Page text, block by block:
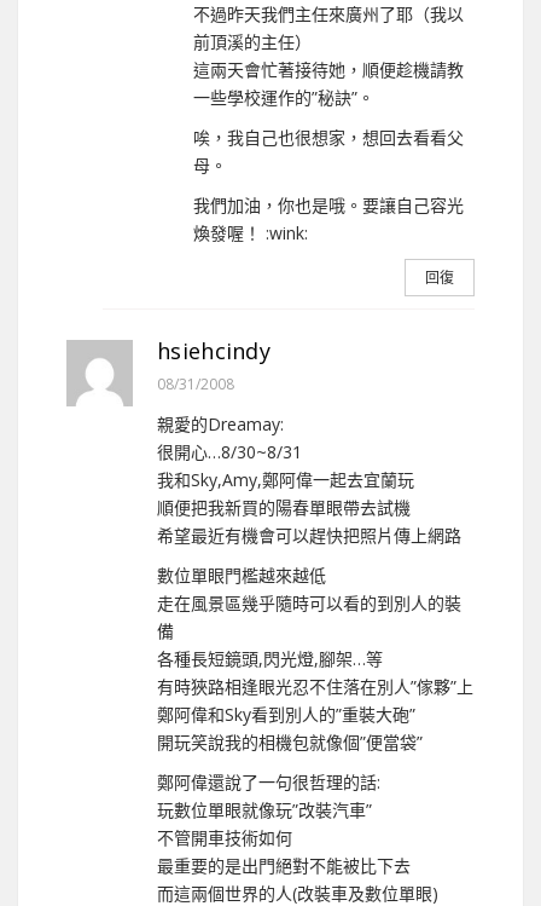
不過昨天我們主任來廣州了耶（我以
前頂溪的主任）
這兩天會忙著接待她，順便趁機請教
一些學校運作的”秘訣”。
唉，我自己也很想家，想回去看看父
母。
我們加油，你也是哦。要讓自己容光
煥發喔！ :wink:
回復
hsiehcindy
08/31/2008
親愛的Dreamay:
很開心…8/30~8/31
我和Sky,Amy,鄭阿偉一起去宜蘭玩
順便把我新買的陽春單眼帶去試機
希望最近有機會可以趕快把照片傳上網路
數位單眼門檻越來越低
走在風景區幾乎隨時可以看的到別人的裝
備
各種長短鏡頭,閃光燈,腳架…等
有時狹路相逢眼光忍不住落在別人”傢夥”上
鄭阿偉和Sky看到別人的”重裝大砲”
開玩笑說我的相機包就像個”便當袋”
鄭阿偉還說了一句很哲理的話:
玩數位單眼就像玩”改裝汽車”
不管開車技術如何
最重要的是出門絕對不能被比下去
而這兩個世界的人(改裝車及數位單眼)